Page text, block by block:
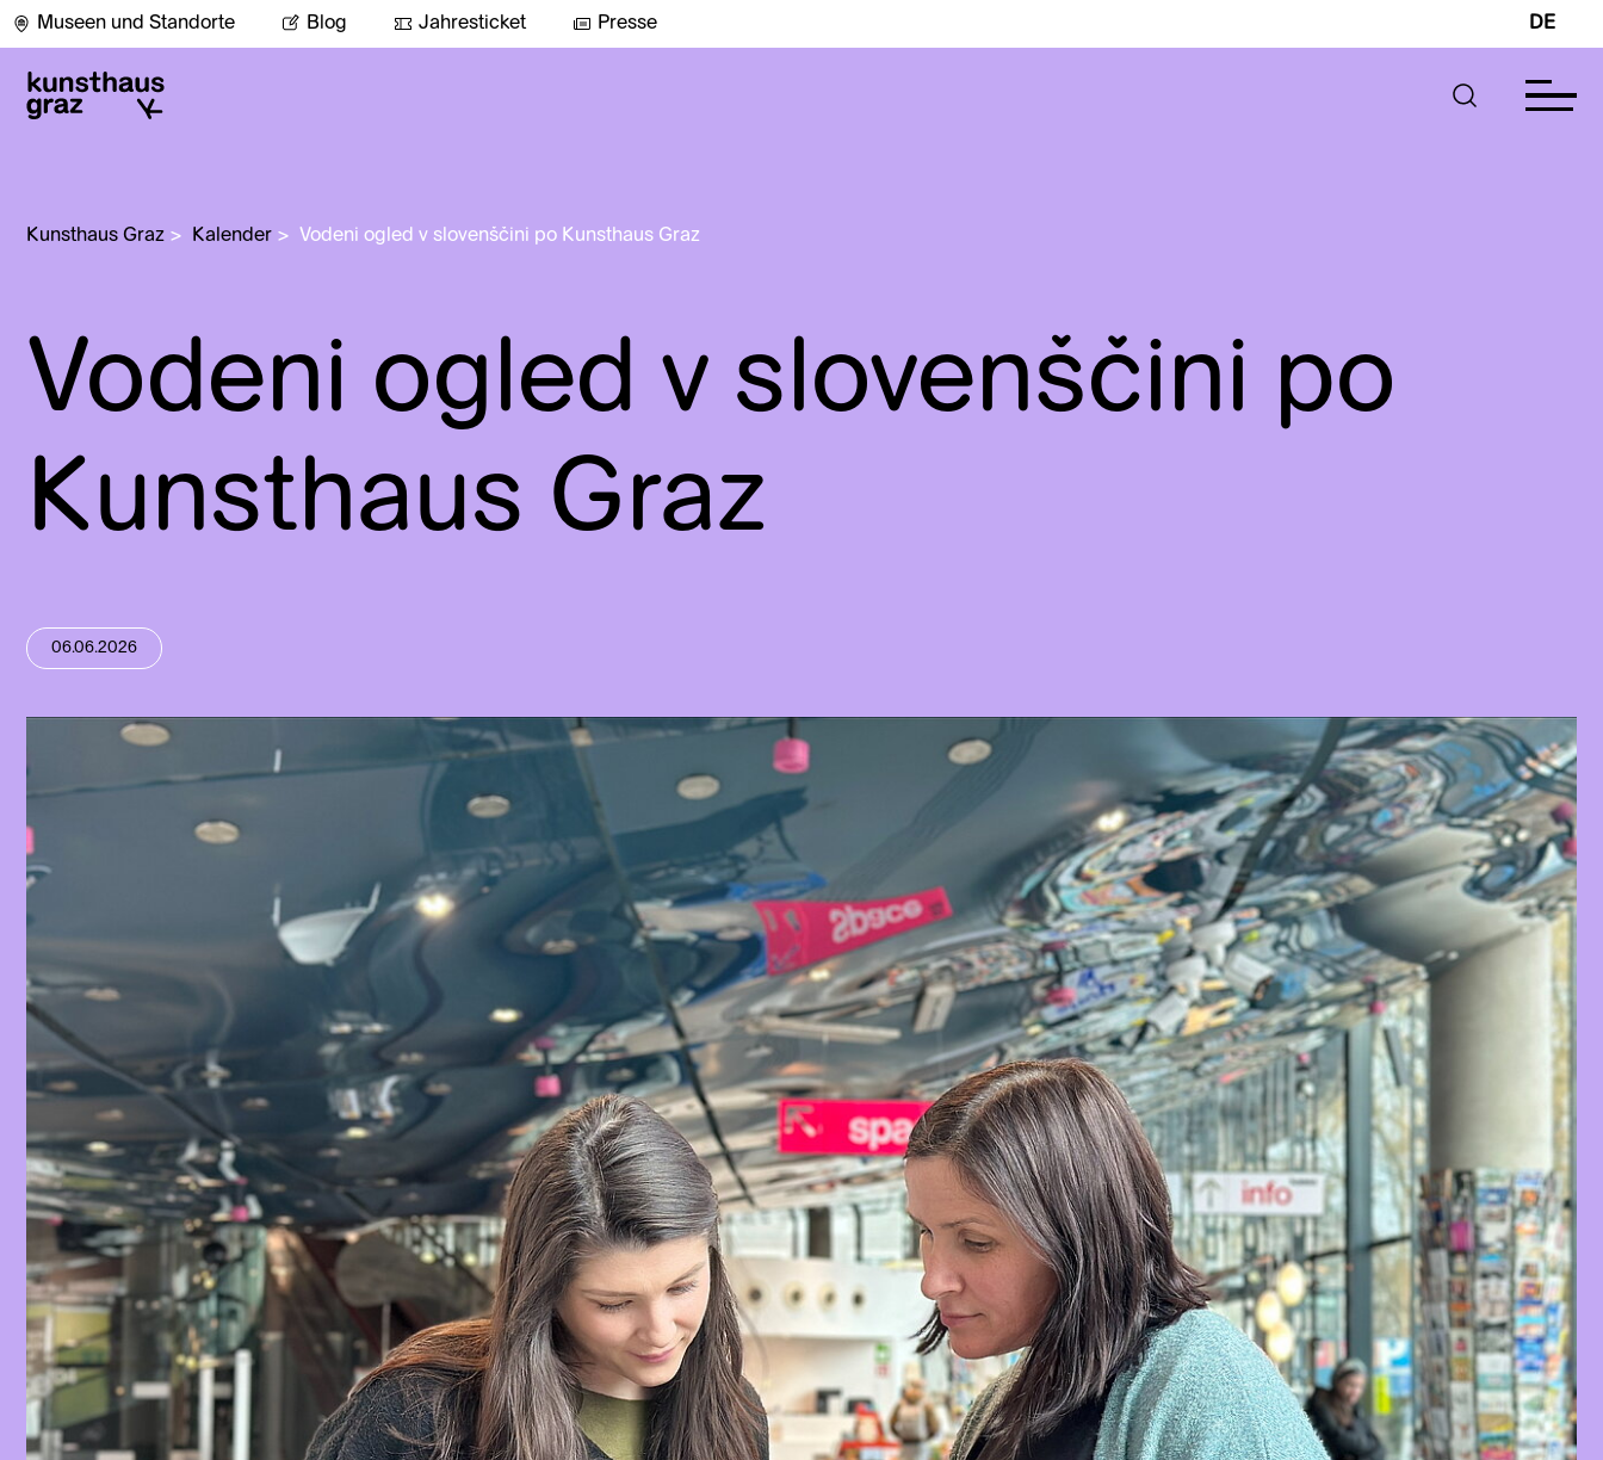
Museen und Standorte Blog Jahresticket Presse DE
Kunsthaus Graz > Kalender > Vodeni ogled v slovenščini po Kunsthaus Graz
Vodeni ogled v slovenščini po
Kunsthaus Graz
06.06.2026